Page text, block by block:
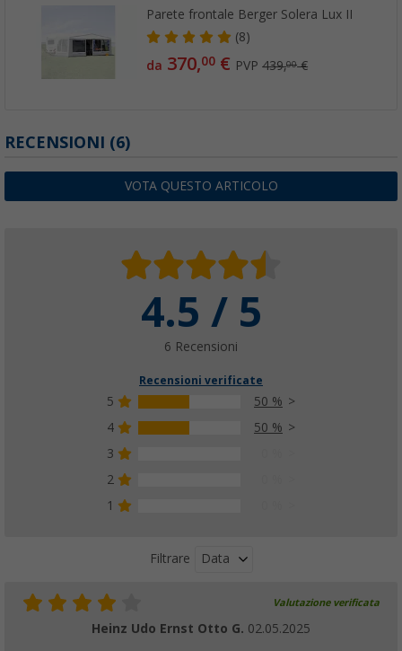
Parete frontale Berger Solera Lux II
(8)
da 370,00 € PVP439,00€
RECENSIONI (6)
VOTA QUESTO ARTICOLO
4.5 / 5
6 Recensioni
Recensioni verificate
5
50 %
4
50 %
3
2
1
Filtrare Data
Valutazione verificata
Heinz Udo Ernst Otto G. 02.05.2025